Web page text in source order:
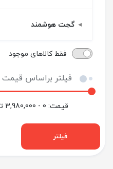
گجت هوشمند
فقط کالاهای موجود
فیلتر براساس
قیمت: 0 - 3,980,000
فیلتر